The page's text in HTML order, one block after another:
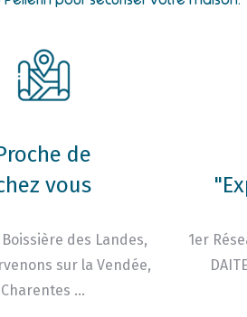
de
vous
Boissière des Landes,
sur la Vendée,
Charentes …
1er